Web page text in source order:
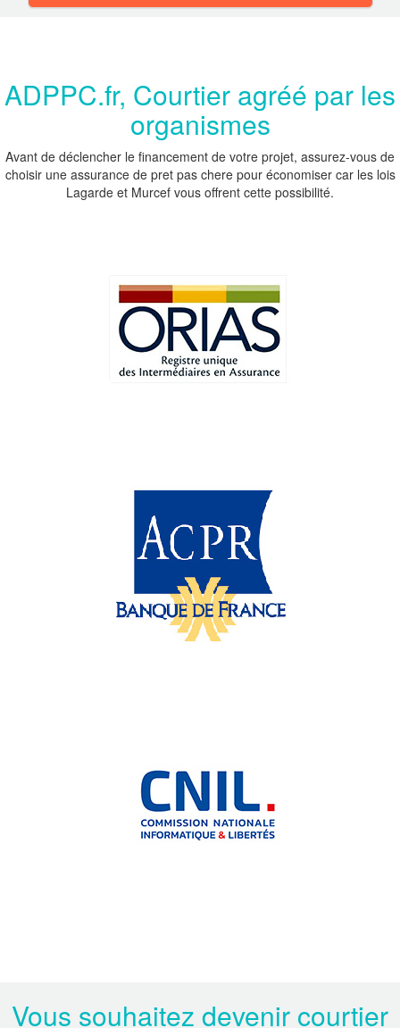
ADPPC.fr, Courtier agréé par les
organismes
Avant de déclencher le financement de votre projet, assurez-vous de
choisir une assurance de pret pas chere pour économiser car les lois
Lagarde et Murcef vous offrent cette possibilité.
Vous souhaitez devenir courtier